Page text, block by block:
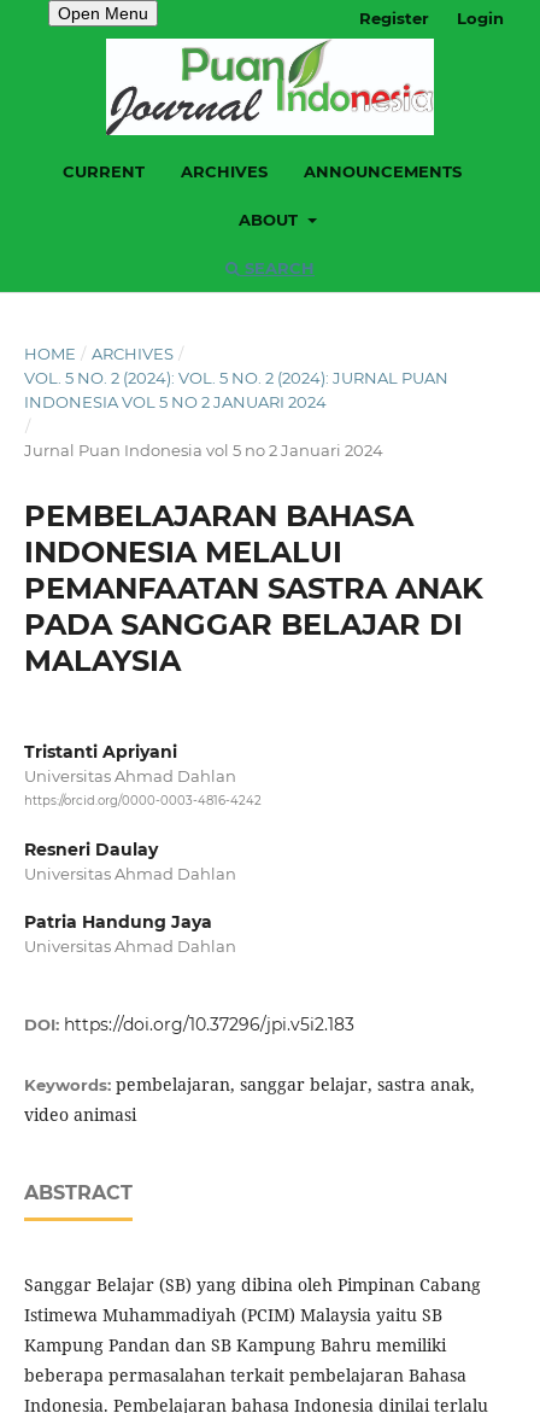
Open Menu
CURRENT ARCHIVES ANNOUNCEMENTS
ABOUT
SEARCH
Register Login
HOME / ARCHIVES /
VOL. 5 NO. 2 (2024): VOL. 5 NO. 2 (2024): JURNAL PUAN
INDONESIA VOL 5 NO 2 JANUARI 2024
/
Jurnal Puan Indonesia vol 5 no 2 Januari 2024
PEMBELAJARAN BAHASA
INDONESIA MELALUI
PEMANFAATAN SASTRA ANAK
PADA SANGGAR BELAJAR DI
MALAYSIA
Tristanti Apriyani
Universitas Ahmad Dahlan
https://orcid.org/0000-0003-4816-4242
Resneri Daulay
Universitas Ahmad Dahlan
Patria Handung Jaya
Universitas Ahmad Dahlan
DOI: https://doi.org/10.37296/jpi.v5i2.183
Keywords: pembelajaran, sanggar belajar, sastra anak,
video animasi
ABSTRACT
Sanggar Belajar (SB) yang dibina oleh Pimpinan Cabang
Istimewa Muhammadiyah (PCIM) Malaysia yaitu SB
Kampung Pandan dan SB Kampung Bahru memiliki
beberapa permasalahan terkait pembelajaran Bahasa
Indonesia. Pembelajaran bahasa Indonesia dinilai terlalu